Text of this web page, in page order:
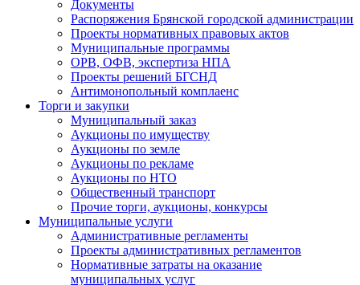
Документы
Распоряжения Брянской городской администрации
Проекты нормативных правовых актов
Муниципальные программы
ОРВ, ОФВ, экспертиза НПА
Проекты решений БГСНД
Антимонопольный комплаенс
Торги и закупки
Муниципальный заказ
Аукционы по имуществу
Аукционы по земле
Аукционы по рекламе
Аукционы по НТО
Общественный транспорт
Прочие торги, аукционы, конкурсы
Муниципальные услуги
Административные регламенты
Проекты административных регламентов
Нормативные затраты на оказание
муниципальных услуг